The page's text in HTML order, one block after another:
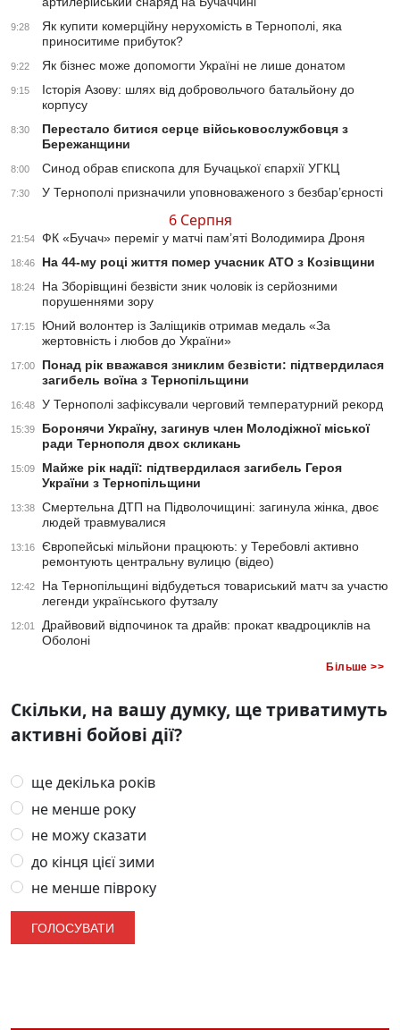
9:28
Як купити комерційну нерухомість в Тернополі, яка
приноситиме прибуток?
9:22 Як бізнес може допомогти Україні не лише донатом
9:15
Історія Азову: шлях від добровольчого батальйону до
корпусу
8:30
Перестало битися серце військовослужбовця з
Бережанщини
8:00 Синод обрав єпископа для Бучацької єпархії УГКЦ
7:30 У Тернополі призначили уповноваженого з безбар’єрності
6 Серпня
21:54 ФК «Бучач» переміг у матчі пам’яті Володимира Дроня
18:46 На 44-му році життя помер учасник АТО з Козівщини
18:24
На Зборівщині безвісти зник чоловік із серйозними
порушеннями зору
17:15
Юний волонтер із Заліщиків отримав медаль «За
жертовність і любов до України»
17:00
Понад рік вважався зниклим безвісти: підтвердилася
загибель воїна з Тернопільщини
16:48 У Тернополі зафіксували черговий температурний рекорд
15:39
Боронячи Україну, загинув член Молодіжної міської
ради Тернополя двох скликань
15:09
Майже рік надії: підтвердилася загибель Героя
України з Тернопільщини
13:38
Смертельна ДТП на Підволочищині: загинула жінка, двоє
людей травмувалися
13:16
Європейські мільйони працюють: у Теребовлі активно
ремонтують центральну вулицю (відео)
12:42
На Тернопільщині відбудеться товариський матч за участю
легенди українського футзалу
12:01
Драйвовий відпочинок та драйв: прокат квадроциклів на
Оболоні
Більше >>
Скільки, на вашу думку, ще триватимуть
активні бойові дії?
ще декілька років
не менше року
не можу сказати
до кінця цієї зими
не менше півроку